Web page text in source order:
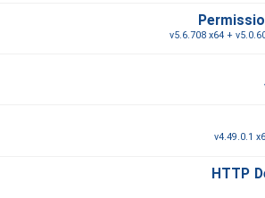
v5.6.708 x64 +
v4.49.0.1
HTTP